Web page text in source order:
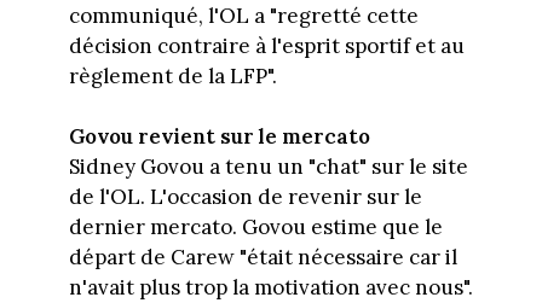
communiqué, l'OL a "regretté cette
décision contraire à l'esprit sportif et au
règlement de la LFP".
Govou revient sur le mercato
Sidney Govou a tenu un "chat" sur le site
de l'OL. L'occasion de revenir sur le
dernier mercato. Govou estime que le
départ de Carew "était nécessaire car il
n'avait plus trop la motivation avec nous".